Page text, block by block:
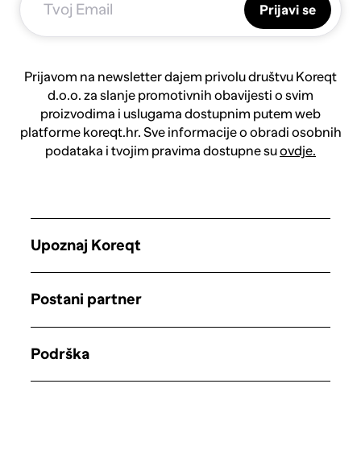
Prijavi se
Prijavom na newsletter dajem privolu društvu Koreqt
d.o.o. za slanje promotivnih obavijesti o svim
proizvodima i uslugama dostupnim putem web
platforme koreqt.hr. Sve informacije o obradi osobnih
podataka i tvojim pravima dostupne suovdje.
Upoznaj Koreqt
Postani partner
Podrška